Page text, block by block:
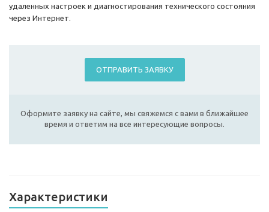
удаленных настроек и диагностирования технического состояния
через Интернет.
ОТПРАВИТЬ ЗАЯВКУ
Оформите заявку на сайте, мы свяжемся с вами в ближайшее
время и ответим на все интересующие вопросы.
Характеристики